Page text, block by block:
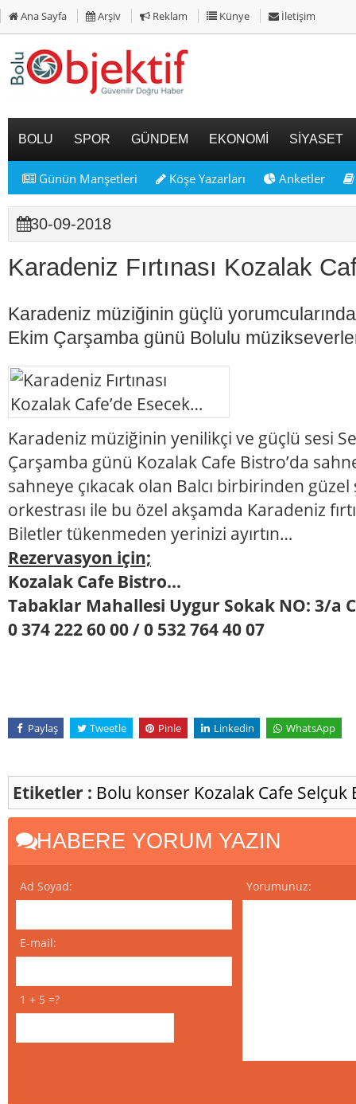
Ana Sayfa Arşiv Reklam Künye İletişim
BOLU SPOR GÜNDEM EKONOMİ SİYASET
Günün Manşetleri Köşe Yazarları Anketler
30-09-2018
Karadeniz Fırtınası Kozalak
Karadeniz müziğinin güçlü
Ekim Çarşamba günü Bolulu
Karadeniz müziğinin yenilikçi ve güçlü sesi
Çarşamba günü Kozalak Cafe Bistro’da
sahneye çıkacak olan Balcı birbirinden güzel
orkestrası ile bu özel akşamda Karadeniz
Biletler tükenmeden yerinizi ayırtın…
Rezervasyon için;
Kozalak Cafe Bistro...
Tabaklar Mahallesi Uygur Sokak NO: 3/a
0 374 222 60 00 / 0 532 764 40 07
Paylaş Tweetle Pinle Linkedin WhatsApp
Etiketler : Bolu konser Kozalak Cafe Selçuk
HABERE YORUM YAZIN
Ad Soyad:
E-mail:
1 + 5 =?
Yorumunuz: